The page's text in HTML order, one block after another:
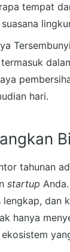
tempat
hari.
tahunan
startup
dan
hanya